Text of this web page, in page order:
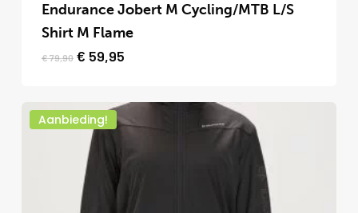
Endurance Jobert M Cycling/MTB L/S
Shirt M Flame
€79,90 Oorspronkelijke
€ 79,90.
€ 59,95Huidige
€ 59,95.
Aanbieding!